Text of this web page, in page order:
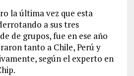
la última vez que esta
a sus tres
de grupos, fue en ese año
tanto a Chile, Perú y
según el experto en